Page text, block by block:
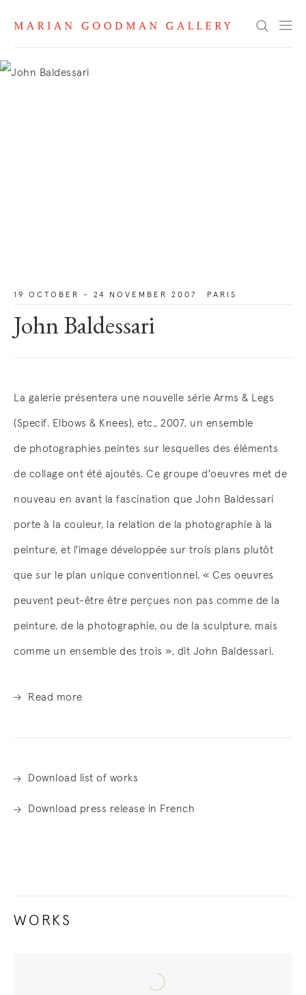
Search
19 OCTOBER - 24 NOVEMBER 2007 PARIS
John Baldessari
La galerie présentera une nouvelle série Arms & Legs
(Specif. Elbows & Knees), etc., 2007, un ensemble
de photographies peintes sur lesquelles des éléments
de collage ont été ajoutés. Ce groupe d'oeuvres met de
nouveau en avant la fascination que John Baldessari
porte à la couleur, la relation de la photographie à la
peinture, et l'image développée sur trois plans plutôt
que sur le plan unique conventionnel. « Ces oeuvres
peuvent peut-être être perçues non pas comme de la
peinture, de la photographie, ou de la sculpture, mais
comme un ensemble des trois », dit John Baldessari.
Read more
Download list of works
Download press release in French
WORKS